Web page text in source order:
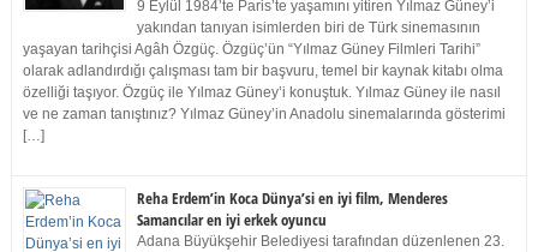
9 Eylül 1984’te Paris’te yaşamını yitiren Yılmaz Güney’i
yakından tanıyan isimlerden biri de Türk sinemasının
yaşayan tarihçisi Agâh Özgüç. Özgüç’ün “Yılmaz Güney Filmleri Tarihi”
olarak adlandırdığı çalışması tam bir başvuru, temel bir kaynak kitabı olma
özelliği taşıyor. Özgüç ile Yılmaz Güney’i konuştuk. Yılmaz Güney ile nasıl
ve ne zaman tanıştınız? Yılmaz Güney’in Anadolu sinemalarında gösterimi
[…]
Reha Erdem’in Koca Dünya’si en iyi film, Menderes
Samancılar en iyi erkek oyuncu
Adana Büyükşehir Belediyesi tarafından düzenlenen 23.